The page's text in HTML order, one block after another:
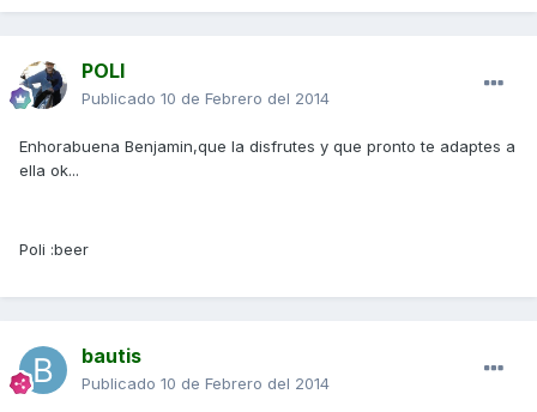
POLI
Publicado 10 de Febrero del 2014
Enhorabuena Benjamin,que la disfrutes y que pronto te adaptes a
ella ok...
Poli :beer
bautis
Publicado 10 de Febrero del 2014